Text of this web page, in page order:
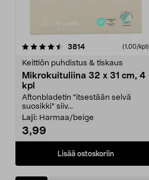
3814arvostelut (1,00/kpl)
Keittiön puhdistus & tiskaus
Mikrokuituliina 32 x 31 cm, 4
kpl
Aftonbladetin "itsestään selvä
suosikki" siiv...
Laji: Harmaa/beige
3,99
Lisää ostoskoriin
4.5viidestä